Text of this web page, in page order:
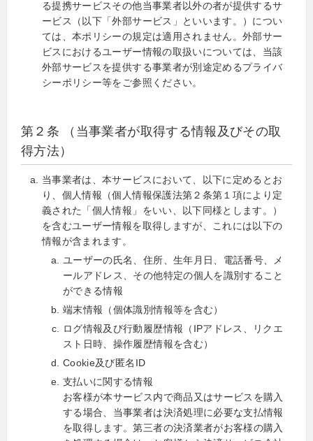
る提携サービスその他当事業者以外の者が提供するサ
ービス（以下「外部サービス」といいます。）につい
ては、本ポリシーの規定は適用されません。外部サー
ビスにおけるユーザー情報の取扱いについては、当該
外部サービスを提供する事業者が別途定めるプライバ
シーポリシー等をご参照ください。
第２条 （当事業者が取得する情報及びその取
得方法）
当事業者は、本サービスにおいて、以下に定めるとお
り、個人情報（個人情報保護法第２条第１項により定
義された「個人情報」をいい、以下同様とします。）
を含むユーザー情報を取得しますが、これには以下の
情報が含まれます。
ユーザーの氏名、住所、生年月日、電話番号、メ
ールアドレス、その他特定の個人を識別すること
ができる情報
端末情報（個体識別情報等を含む）
ログ情報及び行動履歴情報（IPアドレス、リクエ
スト日時、操作履歴情報を含む）
Cookie及び匿名ID
支払いに関する情報
お客様が本サービス内で商品又はサービスを購入
する場合、当事業者は決済処理に必要な支払情報
を取得します。第三者の決済業者がお客様の購入